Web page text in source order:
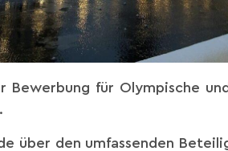
Bewerbung für Olympische
über den umfassenden